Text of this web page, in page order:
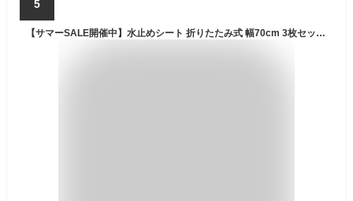
5
【サマーSALE開催中】水止めシート 折りたたみ式 幅70cm 3枚セット 青 災害時 ゲリラ豪雨の浸水対策 土のうの代わり 軽量 ジョイント式 水害対策 浸水対策 折りたたみ式 パネル 防止パネル 止水パネル 止水プレート 膝上膝下浸水 シンプル 畳める 災害用